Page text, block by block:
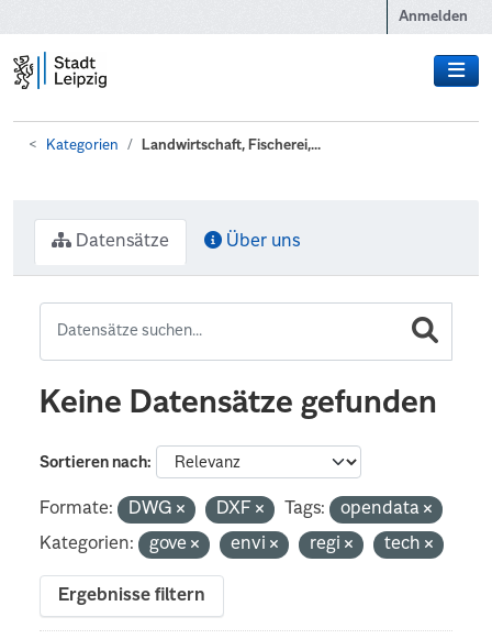
Anmelden
Kategorien Landwirtschaft, Fischerei,...
Datensätze Über uns
Keine Datensätze gefunden
Sortieren nach
Formate: DWG DXF Tags:
opendata
Kategorien:
gove envi regi tech
Ergebnisse filtern